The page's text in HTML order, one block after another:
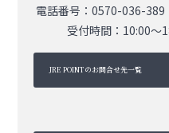
電話番号：0570-036-389
受付時間：10:00～
JRE POINTのお問合せ先一覧